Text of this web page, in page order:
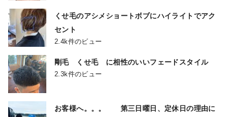
くせ毛のアシメショートボブにハイライトでアク
セント
2.4k件のビュー
剛毛 くせ毛 に相性のいいフェードスタイル
2.3k件のビュー
お客様へ。。。 第三日曜日、定休日の理由に